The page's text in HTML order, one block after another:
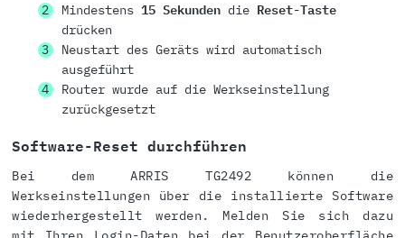
Mindestens 15 Sekundendie Reset-Taste
drücken
Neustart des Geräts wird automatisch
ausgeführt
Router wurde auf die Werkseinstellung
zurückgesetzt
Software-Reset durchführen
Bei dem ARRIS TG2492 können die
Werkseinstellungen über die installierte Software
wiederhergestellt werden. Melden Sie sich dazu